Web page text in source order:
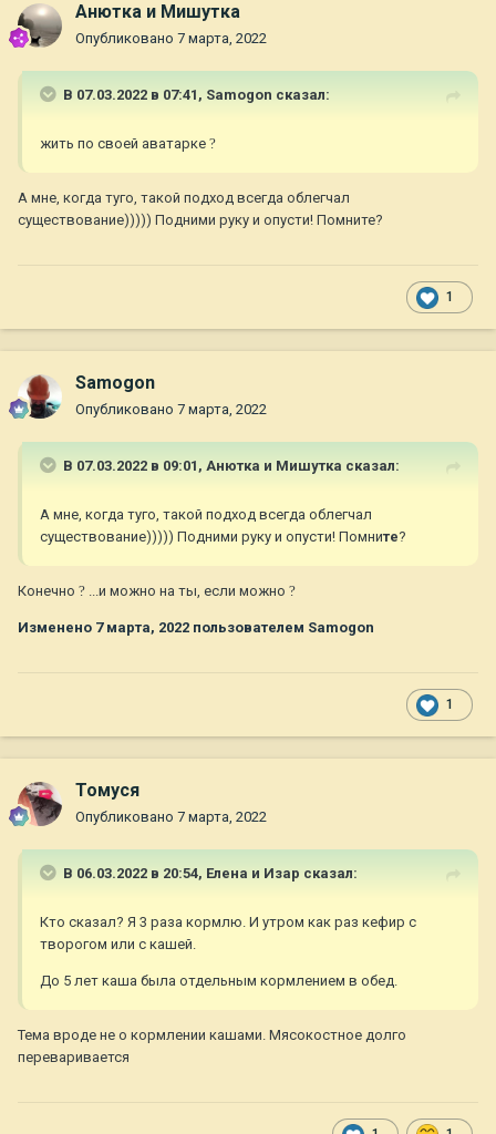
Анютка и Мишутка
Опубликовано 7 марта, 2022
В 07.03.2022 в 07:41, Samogon сказал:
жить по своей аватарке ?
А мне, когда туго, такой подход всегда облегчал
существование))))) Подними руку и опусти! Помните?
1
Samogon
Опубликовано 7 марта, 2022
В 07.03.2022 в 09:01, Анютка и Мишутка сказал:
А мне, когда туго, такой подход всегда облегчал
существование))))) Подними руку и опусти! Помните?
Конечно ? ...и можно на ты, если можно ?
Изменено 7 марта, 2022 пользователем Samogon
1
Томуся
Опубликовано 7 марта, 2022
В 06.03.2022 в 20:54, Елена и Изар сказал:
Кто сказал? Я 3 раза кормлю. И утром как раз кефир с
творогом или с кашей.
До 5 лет каша была отдельным кормлением в обед.
Тема вроде не о кормлении кашами. Мясокостное долго
переваривается